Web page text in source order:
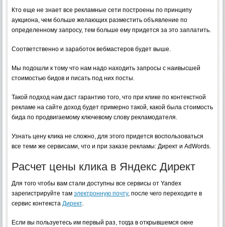
Кто еще не знает все рекламные сети построены по принципу
аукциона, чем больше желающих разместить объявление по
определенному запросу, тем больше ему придется за это заплатить.
Соответственно и заработок вебмастеров будет выше.
Мы подошли к тому что нам надо находить запросы с наивысшей
стоимостью бидов и писать под них посты.
Такой подход нам даст гарантию того, что при клике по контекстной
рекламе на сайте доход будет примерно такой, какой была стоимость
бида по продвигаемому ключевому слову рекламодателя.
Узнать цену клика не сложно, для этого придется воспользоваться
все теми же сервисами, что и при заказе рекламы: Директ и AdWords.
Расчет цены клика в Яндекс Директ
Для того чтобы вам стали доступны все сервисы от Yandex
зарегистрируйте там электронную почту, после чего переходите в
сервис контекста Директ.
Если вы пользуетесь им первый раз, тогда в открывшемся окне